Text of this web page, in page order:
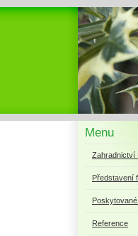
Menu
Zahradnictví
Představení
Reference